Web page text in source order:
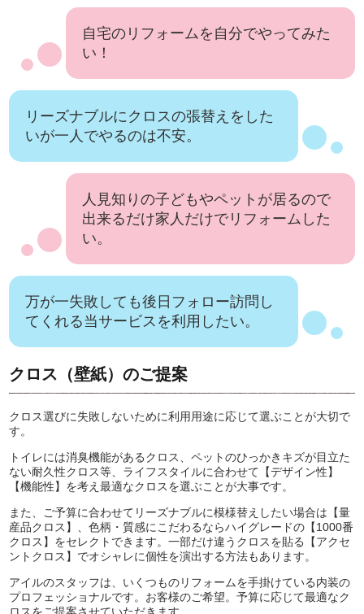
自宅のリフォームを自分でやってみた
い！
リーズナブルにクロスの張替えをした
いが一人でやるのは不安。
人見知りの子どもやペットが居るので
出来るだけ家人だけでリフォームした
い。
万が一失敗しても後日フォロー訪問し
てくれる当サービスを利用したい。
クロス（壁紙）のご提案
クロス選びに失敗しないために利用用途に応じて選ぶことが大切で
す。
トイレには消臭機能があるクロス、ペットのひっかきキズが目立た
ない耐久性クロス等、ライフスタイルに合わせて【デザイン性】
【機能性】を考え最適なクロスを選ぶことが大事です。
また、ご予算に合わせてリーズナブルに模様替えしたい場合は【量
産品クロス】、色柄・質感にこだわるならハイグレードの【1000番
クロス】をセレクトできます。一部だけ違うクロスを貼る【アクセ
ントクロス】でオシャレに個性を演出する方法もあります。
アイルのスタッフは、いくつものリフォームを手掛けている内装の
プロフェッショナルです。お客様のご希望。予算に応じて最適なク